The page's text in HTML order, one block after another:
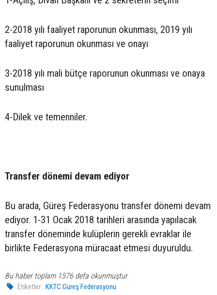
2-2018 yılı faaliyet raporunun okunması, 2019 yılı
faaliyet raporunun okunması ve onayı
3-2018 yılı mali bütçe raporunun okunması ve onaya
sunulması
4-Dilek ve temenniler.
Transfer dönemi devam ediyor
Bu arada, Güreş Federasyonu transfer dönemi devam
ediyor. 1-31 Ocak 2018 tarihleri arasında yapılacak
transfer döneminde kulüplerin gerekli evraklar ile
birlikte Federasyona müracaat etmesi duyuruldu.
Bu haber toplam 1576 defa okunmuştur
Etiketler : KKTC Güreş Federasyonu